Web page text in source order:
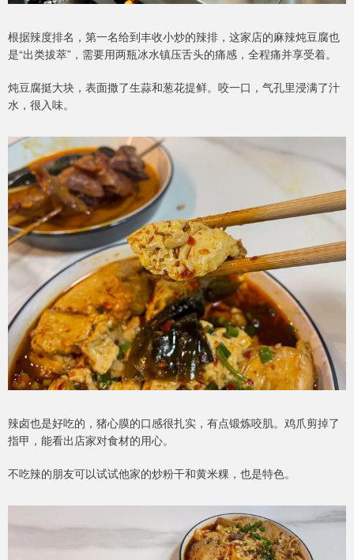
根据辣度排名，第一名给到丰收小炒的辣排，这家店的麻辣炖豆腐也
是“出类拔萃”，需要用两瓶冰水镇压舌头的痛感，全程痛并享受着。
炖豆腐挺大块，表面撒了生蒜和葱花提鲜。咬一口，气孔里浸满了汁
水，很入味。
辣卤也是好吃的，猪心膜的口感很扎实，有点锻炼咬肌。鸡爪剪掉了
指甲，能看出店家对食材的用心。
不吃辣的朋友可以试试他家的炒粉干和黄米粿，也是特色。